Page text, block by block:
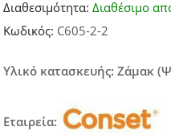
range:
17,00€
through
Διαθεσιμότητα: Διαθέσιμο
Κωδικός: C605-2-2
Υλικό κατασκευής: Ζάμακ
Εταιρεία: